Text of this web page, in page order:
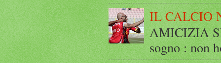
IL CALCIO
AMICIZIA
sogno : non